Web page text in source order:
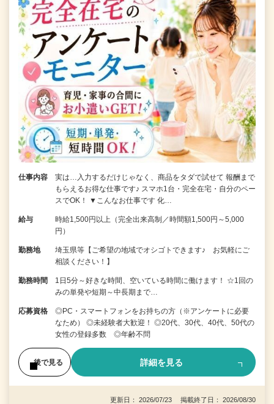
仕事内容
実は…入力するだけじゃなく、商品をタダで試せて 報酬まで
もらえるお得な仕事です♪ スマホ1台・完全在宅・自分のペー
スでOK！ ▼こんなお仕事です 化…
給与
時給1,500円以上（完全出来高制／時間額1,500円～5,000
円）
勤務地
埼玉県等【ご希望の地域でオシゴトできます♪ お気軽にご
相談ください！】
勤務時間
1日5分～好きな時間、空いている時間に働けます！ ☆1回の
みの単発や短期～中長期まで…
応募資格
◎PC・スマートフォンをお持ちの方（※アンケートに必要
なため） ◎未経験者大歓迎！ ◎20代、30代、40代、50代の
女性の登録多数 ◎年齢不問
後で見る 詳細を見る
更新日： 2026/07/23 掲載終了日： 2026/08/30